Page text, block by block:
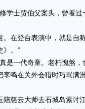
士贾伯父案头，曾看过
登台表演中，就是自
》。”
一代奇童。老朽愧煞，
在关外会猎时巧骂满
慈云大师去石城岛索讨江